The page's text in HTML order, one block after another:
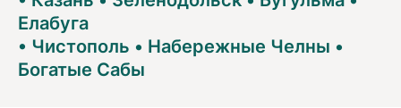
Елабуга
• Чистополь • Набережные Челны •
Богатые Сабы